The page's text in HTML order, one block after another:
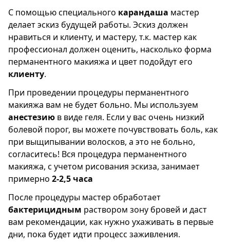
С помощью специального карандаша мастер
делает эскиз будущей работы. Эскиз должен
нравиться и клиенту, и мастеру, т.к. мастер как
профессионал должен оценить, насколько форма
перманентного макияжа и цвет подойдут его
клиенту.
При проведении процедуры перманентного
макияжа вам не будет больно. Мы используем
анестезию в виде геля. Если у вас очень низкий
болевой порог, вы можете почувствовать боль, как
при выщипывании волосков, а это не больно,
согласитесь! Вся процедура перманентного
макияжа, с учетом рисования эскиза, занимает
примерно 2-2,5 часа
После процедуры мастер обработает
бактерицидным раствором зону бровей и даст
вам рекомендации, как нужно ухаживать в первые
дни, пока будет идти процесс заживления.